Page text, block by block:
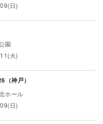
日)
園
火)
神戸）
ホール
日)